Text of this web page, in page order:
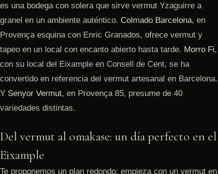
es una bodega con solera que sirve vermut Yzaguirre a
granel en un ambiente auténtico. Colmado Barcelona, en
Provença esquina con Enric Granados, ofrece vermut y
tapeo en un local con encanto abierto hasta tarde. Morro Fi,
con su local del Eixample en Consell de Cent, se ha
convertido en referencia del vermut artesanal en Barcelona.
Y Senyor Vermut, en Provença 85, presume de 40
variedades distintas.
Del vermut al omakase: un día perfecto en el
Eixample
Te proponemos un plan redondo: empieza con un vermut en